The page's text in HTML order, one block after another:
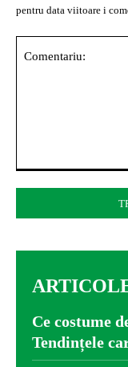
pentru data viitoare i
Ce costume
Tendințele